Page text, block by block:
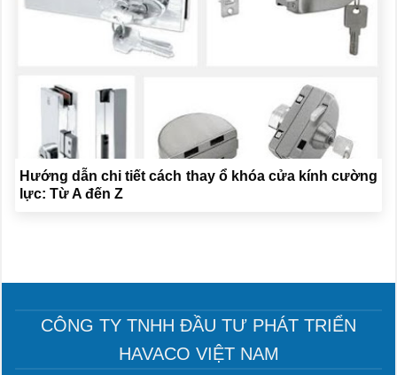
Hướng dẫn chi tiết cách thay ổ khóa cửa kính cường
lực: Từ A đến Z
CÔNG TY TNHH ĐẦU TƯ PHÁT TRIỂN
HAVACO VIỆT NAM